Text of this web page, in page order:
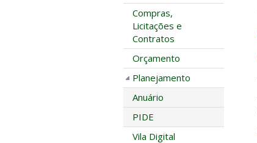
Compras,
Licitações e
Contratos
Orçamento
Planejamento
Anuário
PIDE
Vila Digital